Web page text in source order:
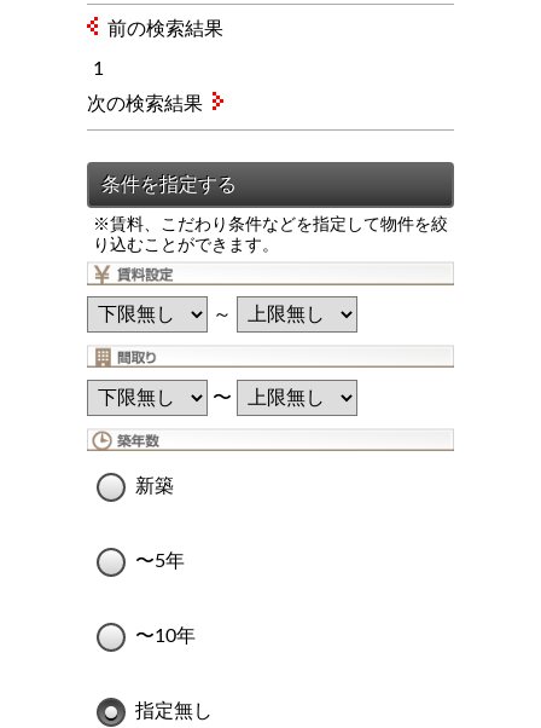
前の検索結果
1
※賃料、こだわり条件などを指定して物件を絞
り込むことができます。
～
〜
新築
〜5年
〜10年
指定無し